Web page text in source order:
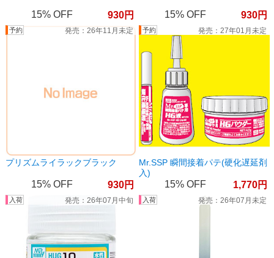
15% 930 15% 930
プリズムライラックブラック
26年11月未定
15% 930
Mr.SSP 瞬間接着パテ(硬化遅延剤
入)
27年01月未定
15% 1,770
26年07月中旬 26年07月未定